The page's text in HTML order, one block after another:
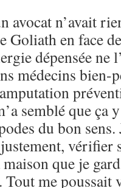
avocat n’avait
Goliath en face
dépensée ne
médecins bien-
semblé que ça
du bon sens.
vérifier
que je
me poussait